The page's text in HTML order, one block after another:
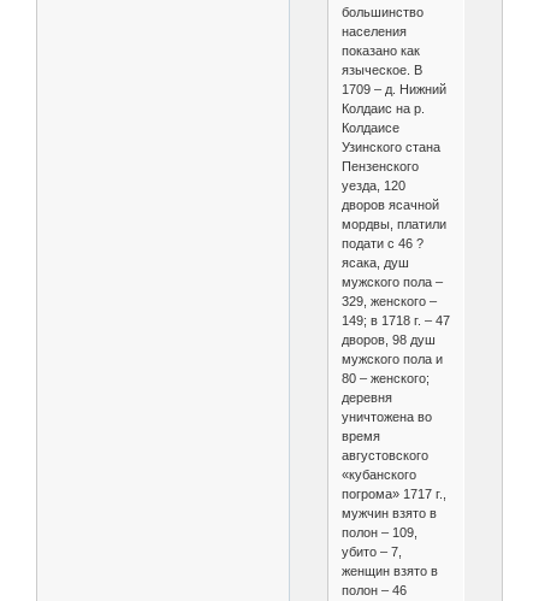
большинство
населения
показано как
языческое. В
1709 – д. Нижний
Колдаис на р.
Колдаисе
Узинского стана
Пензенского
уезда, 120
дворов ясачной
мордвы, платили
подати с 46 ?
ясака, душ
мужского пола –
329, женского –
149; в 1718 г. – 47
дворов, 98 душ
мужского пола и
80 – женского;
деревня
уничтожена во
время
августовского
«кубанского
погрома» 1717 г.,
мужчин взято в
полон – 109,
убито – 7,
женщин взято в
полон – 46